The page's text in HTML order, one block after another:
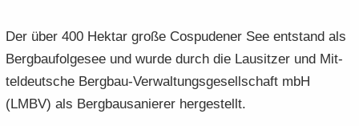
Der über 400 Hekt­ar große Cos­pu­de­ner See ent­stand als
Berg­bau­fol­ge­see und wurde durch die Lau­sit­zer und Mit­
tel­deut­sche Bergbau-​Verwaltungsgesellschaft mbH
(LMBV) als Berg­bau­sa­nie­rer her­ge­stellt.